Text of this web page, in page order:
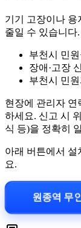
기기 고장이나 용
줄일 수 있습니다.
부천시 민
장애·고장
부천시 민원
현장에 관리자 연
하세요. 신고 시
식 등)을 정확히
아래 버튼에서 설
요.
원종역 무